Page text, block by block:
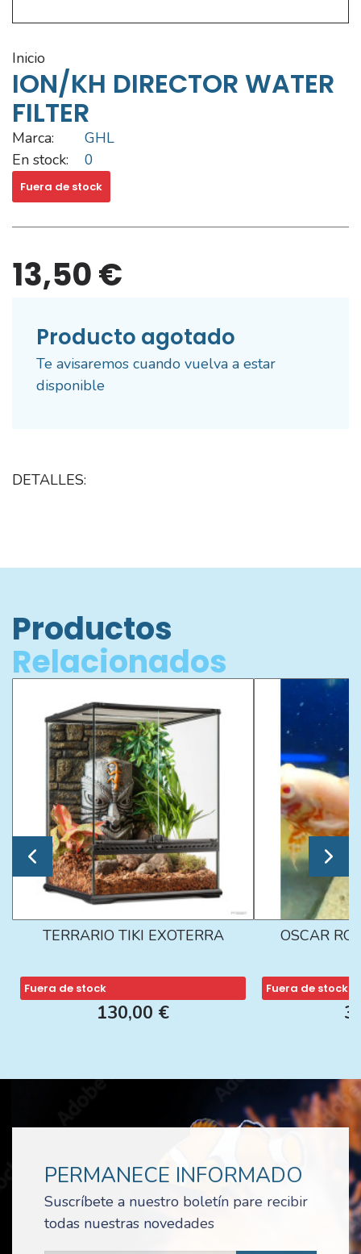
inicio
ION/KH DIRECTOR WATER
FILTER
Marca:
GHL
En stock:
0
Fuera de stock
13,50 €
Producto agotado
Te avisaremos cuando vuelva a estar
disponible
DETALLES:
Productos
Relacionados
TERRARIO TIKI EXOTERRA
Fuera de stock
130,00 €
OSCAR
Fuera de stock
PERMANECE INFORMADO
Suscríbete a nuestro boletín pare recibir
todas nuestras novedades